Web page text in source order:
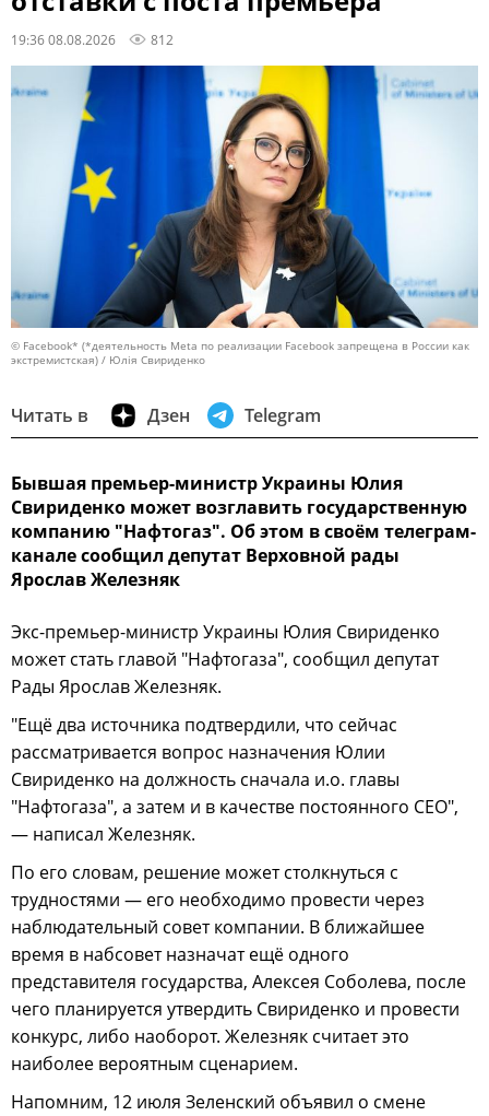
19:36 08.08.2026 812
© Facebook* (*деятельность Meta по реализации Facebook запрещена в России как
экстремистская) / Юлія Свириденко
Читать в Дзен Telegram
Бывшая премьер-министр Украины Юлия
Свириденко может возглавить государственную
компанию "Нафтогаз". Об этом в своём телеграм-
канале сообщил депутат Верховной рады
Ярослав Железняк
Экс-премьер-министр Украины Юлия Свириденко
может стать главой "Нафтогаза", сообщил депутат
Рады Ярослав Железняк.
"Ещё два источника подтвердили, что сейчас
рассматривается вопрос назначения Юлии
Свириденко на должность сначала и.о. главы
"Нафтогаза", а затем и в качестве постоянного CEO",
— написал Железняк.
По его словам, решение может столкнуться с
трудностями — его необходимо провести через
наблюдательный совет компании. В ближайшее
время в набсовет назначат ещё одного
представителя государства, Алексея Соболева, после
чего планируется утвердить Свириденко и провести
конкурс, либо наоборот. Железняк считает это
наиболее вероятным сценарием.
Напомним, 12 июля Зеленский объявил о смене